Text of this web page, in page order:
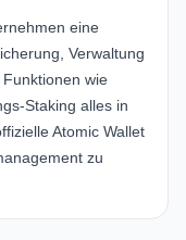
eine
Verwaltung
wie
Staking alles in
Atomic Wallet
zu